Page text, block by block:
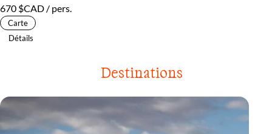
670 $CAD / pers.
Carte
Détails
Destinations